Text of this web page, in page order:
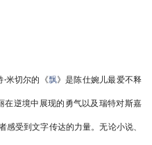
·米切尔的《飘》是陈仕婉儿最爱不释
在逆境中展现的勇气以及瑞特对斯嘉
感受到文字传达的力量。无论小说、